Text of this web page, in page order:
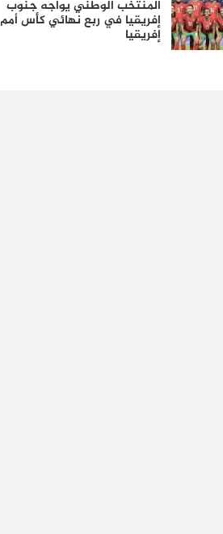
المنتخب الوطني يواجه جنوب
إفريقيا في ربع نهائي كأس أمم
إفريقيا